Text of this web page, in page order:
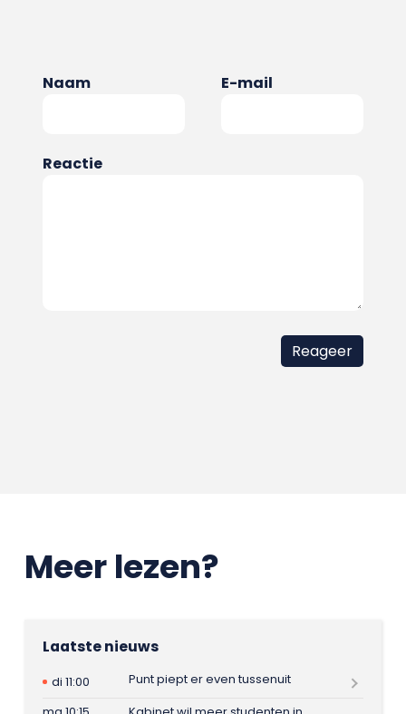
Naam E-mail
Reactie
Meer lezen?
Laatste nieuws
di 11:00
Punt piept er even tussenuit